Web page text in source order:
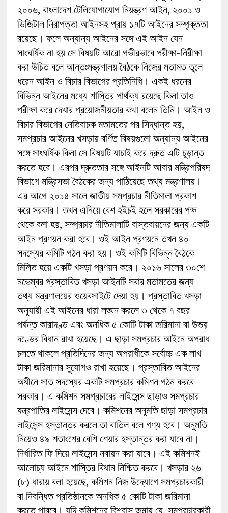
২০০৬, বাংলাদেশ টেলিযোগাযোগ নিয়ন্ত্রণ আইন, ২০০১ ও
ডিজিটাল নিরাপত্তা আইনসহ প্রায় ১৭টি আইনের সম্পৃক্ততা
রয়েছে। ফলে অন্যান্য আইনের সঙ্গে এই আইন যেন
সাংঘর্ষিক না হয় সে বিষয়টি আরো গভীরভাবে পরীক্ষা-নিরীক্ষা
করা উচিত বলে আন্তঃমন্ত্রণালয় বৈঠকে নিজের মতামত তুলে
ধরেন আইন ও বিচার বিভাগের প্রতিনিধি। একই ধরনের
বিভিন্ন আইনের মধ্যে শাস্তির পার্থক্য রয়েছে কিনা তাও
পরীক্ষা করে দেখার প্রয়োজনীয়তার কথা বলেন তিনি। আইন ও
বিচার বিভাগের নেতিবাচক মতামতের পর সিদ্ধান্ত হয়,
সমপ্রচার আইনের খসড়ায় বর্ণিত বিষয়গুলো অন্যান্য আইনের
সঙ্গে সাংঘর্ষিক কিনা সে বিষয়টি যাচাই করে দ্রুত এটি চূড়ান্ত
করতে হবে। এরপর দ্রুততার সঙ্গে আইনটি আবার মন্ত্রিপরিষদ
বিভাগে মন্ত্রিসভা বৈঠকের জন্য পাঠিয়েছে তথ্য মন্ত্রণালয়।
এর আগে ২০১৪ সালে জাতীয় সমপ্রচার নীতিমালা প্রকাশ
করে সরকার। তখন এনিয়ে বেশ হইচই হলে সরকারের পক্ষ
থেকে বলা হয়, সম্প্রচার নীতিমালাটি বাস্তবায়নের জন্য একটি
আইন প্রণয়ন করা হবে। ওই আইন প্রণয়নে তখন ৪০
সদস্যের কমিটি গঠন করা হয়। ওই কমিটি বিভিন্ন বৈঠকে
মিলিত হয়ে একটি খসড়া প্রণয়ন করে। ২০১৬ সালের ৩০শে
নভেম্বর প্রস্তাবিত খসড়া আইনটি সবার মতামতের জন্য
তথ্য মন্ত্রণালয়ের ওয়েবসাইটে দেয়া হয়। প্রস্তাবিত খসড়া
অনুযায়ী এই আইনের ধারা লঙ্ঘন করলে ৩ থেকে ৭ বছর
পর্যন্ত কারাদণ্ড এবং অনধিক ৫ কোটি টাকা জরিমানা বা উভয়
দণ্ডের বিধান রাখা হয়েছে। এ ছাড়া সমপ্রচার আইনে অপরাধ
চলতে থাকলে প্রতিদিনের জন্য অপরাধীকে সর্বোচ্চ এক লাখ
টাকা জরিমানার সুযোগও রাখা হয়েছে। প্রস্তাবিত আইনের
অধীনে সাত সদস্যের একটি সমপ্রচার কমিশন গঠন করবে
সরকার। এ কমিশন সমপ্রচারের লাইসেন্স ছাড়াও সমপ্রচার
যন্ত্রপাতির লাইসেন্স দেবে। কমিশনের অনুমতি ছাড়া সমপ্রচার
লাইসেন্স হস্তান্তর করলে তা বাতিল বলে গণ্য হবে। অনুমতি
নিয়েও ৪৯ শতাংশের বেশি শেয়ার হস্তান্তর করা যাবে না।
নির্ধারিত ফি দিয়ে লাইসেন্স নবায়ন করা যাবে। এই কমিশনই
আলোচ্য আইনে শাস্তির বিধান নিশ্চিত করবে। খসড়ার ২৬
(৮) ধারায় বলা হয়েছে, কমিশন নিজ উদ্যোগে সমপ্রচারকারী
বা নিবন্ধিত প্রতিষ্ঠানকে অনধিক ৫ কোটি টাকা জরিমানা